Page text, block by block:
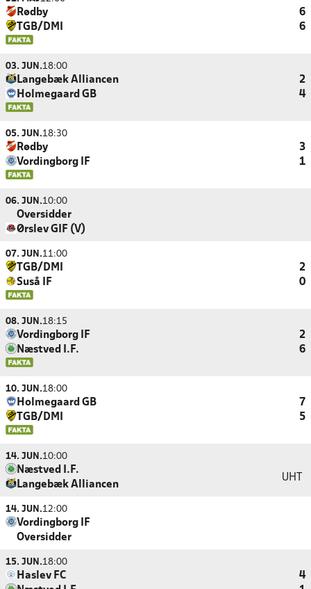
Rødby
6
TGB/DMI
6
03. JUN.18:00
Langebæk Alliancen
2
Holmegaard GB
4
05. JUN.18:30
Rødby
3
Vordingborg IF
1
06. JUN.10:00
Oversidder
Ørslev GIF (V)
07. JUN.11:00
TGB/DMI
2
Suså IF
0
08. JUN.18:15
Vordingborg IF
2
Næstved I.F.
6
10. JUN.18:00
Holmegaard GB
7
TGB/DMI
5
14. JUN.10:00
Næstved I.F.
Langebæk Alliancen
UHT
14. JUN.12:00
Vordingborg IF
Oversidder
15. JUN.18:00
Haslev FC
4